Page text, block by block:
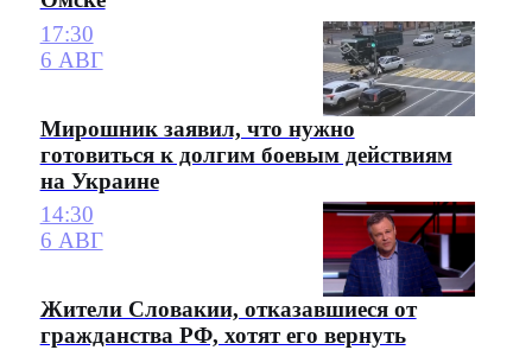
17:30
6 АВГ
Мирошник заявил, что нужно
готовиться к долгим боевым действиям
на Украине
14:30
6 АВГ
Жители Словакии, отказавшиеся от
гражданства РФ, хотят его вернуть